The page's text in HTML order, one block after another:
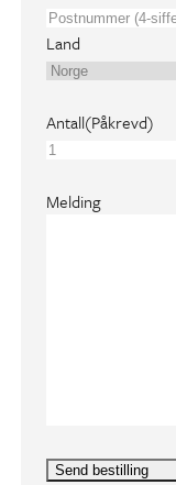
s
e
å
k
e
Land
Antall(Påkrevd)
Melding